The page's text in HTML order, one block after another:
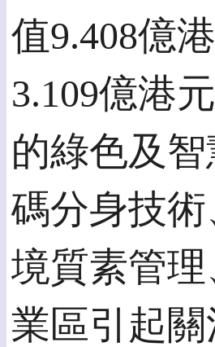
值9.408億
3.109億港
的綠色及
碼分身技
境質素管
業區引起